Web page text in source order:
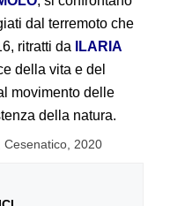
dal terremoto che
ritratti da
ILARIA
della vita e del
movimento delle
della natura.
Cesenatico, 2020